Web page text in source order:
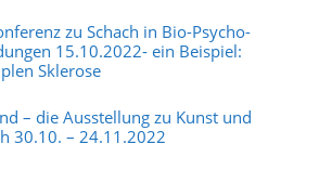
zu Schach in Bio-Psycho-
15.10.2022- ein Beispiel:
Sklerose
– die Ausstellung zu Kunst und
30.10. – 24.11.2022